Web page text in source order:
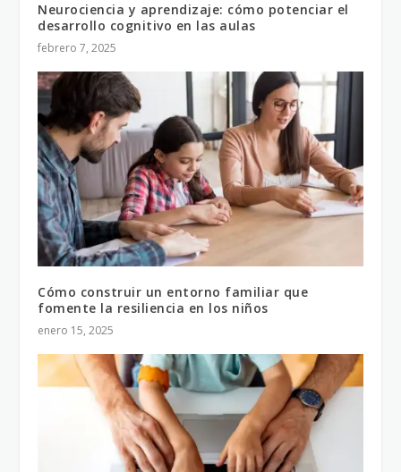
Neurociencia y aprendizaje: cómo potenciar el
desarrollo cognitivo en las aulas
febrero 7, 2025
Cómo construir un entorno familiar que
fomente la resiliencia en los niños
enero 15, 2025